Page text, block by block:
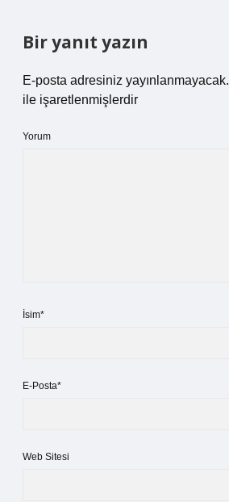
Bir yanıt yazın
E-posta adresiniz yayınlanmayacak.
ile işaretlenmişlerdir
Yorum
İsim*
E-Posta*
Web Sitesi